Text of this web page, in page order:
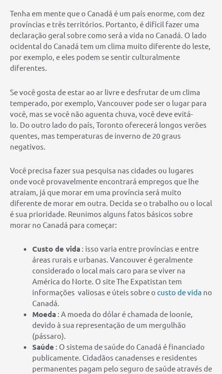
Tenha em mente que o Canadá é um país enorme, com dez
províncias e três territórios. Portanto, é difícil fazer uma
declaração geral sobre como será a vida no Canadá. O lado
ocidental do Canadá tem um clima muito diferente do leste,
por exemplo, e eles podem se sentir culturalmente
diferentes.
Se você gosta de estar ao ar livre e desfrutar de um clima
temperado, por exemplo, Vancouver pode ser o lugar para
você, mas se você não aguenta chuva, você deve evitá-
lo. Do outro lado do país, Toronto oferecerá longos verões
quentes, mas temperaturas de inverno de 20 graus
negativos.
Você precisa fazer sua pesquisa nas cidades ou lugares
onde você provavelmente encontrará empregos que lhe
atraiam, já que morar em uma província será muito
diferente de morar em outra. Decida se o trabalho ou o local
é sua prioridade. Reunimos alguns fatos básicos sobre
morar no Canadá para começar:
Custo de vida : isso varia entre províncias e entre
áreas rurais e urbanas. Vancouver é geralmente
considerado o local mais caro para se viver na
América do Norte. O site The Expatistan tem
informações valiosas e úteis sobre o custo de vida no
Canadá.
Moeda : A moeda do dólar é chamada de loonie,
devido à sua representação de um mergulhão
(pássaro).
Saúde : O sistema de saúde do Canadá é financiado
publicamente. Cidadãos canadenses e residentes
permanentes pagam pelo seguro de saúde através de